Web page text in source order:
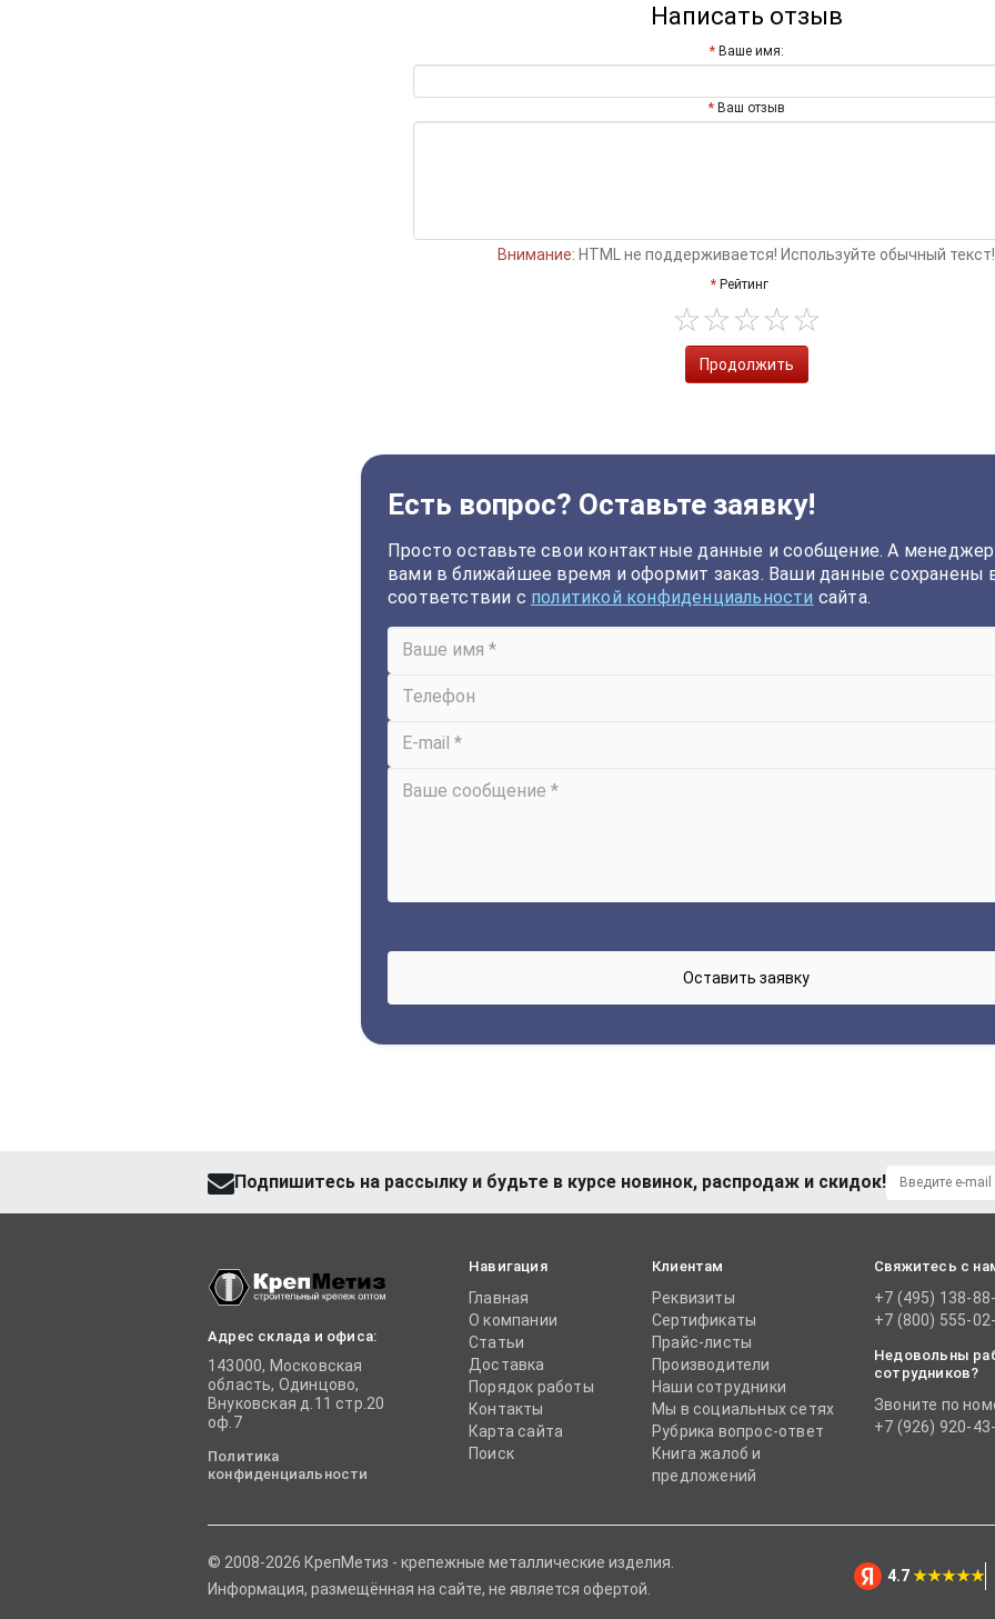
Написать отзыв
Ваше имя:
Ваш отзыв
Внимание: HTML не поддерживается! Используйте обычный текст!
Рейтинг
Продолжить
Есть вопрос? Оставьте заявку!
Просто оставьте свои контактные данные и сообщение. А
вами в ближайшее время и оформит заказ. Ваши данные сохранены
соответствии с политикой конфиденциальности сайта.
Подпишитесь на рассылку и будьте в курсе новинок, распродаж и скидок!
Адрес склада и офиса:
143000, Московская
область, Одинцово,
Внуковская д.11 стр.20
оф.7
Политика
конфиденциальности
Навигация
Главная
О компании
Статьи
Доставка
Порядок работы
Контакты
Карта сайта
Поиск
Клиентам
Реквизиты
Сертификаты
Прайс-листы
Производители
Наши сотрудники
Мы в социальных сетях
Рубрика вопрос-ответ
Книга жалоб и
предложений
Свяжитесь с
+7 (495) 138-
+7 (800) 555-
Недовольны
сотрудников?
Звоните по
+7 (926) 920-
© 2008-2026 КрепМетиз - крепежные металлические изделия.
Информация, размещённая на сайте, не является офертой.
4.7★★★★★